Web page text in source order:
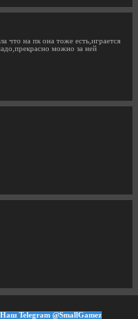
что на пк она тоже есть,играется
можно за ней
Наш Telegram @SmallGamez